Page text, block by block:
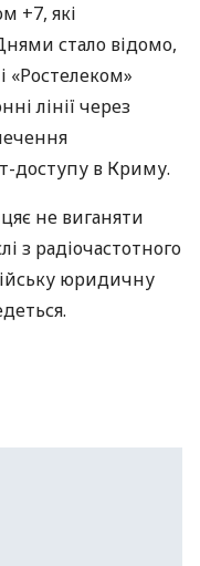
+7, які
стало відомо,
«Ростелеком»
лінії через
доступу в Криму.
не виганяти
з радіочастотного
юридичну